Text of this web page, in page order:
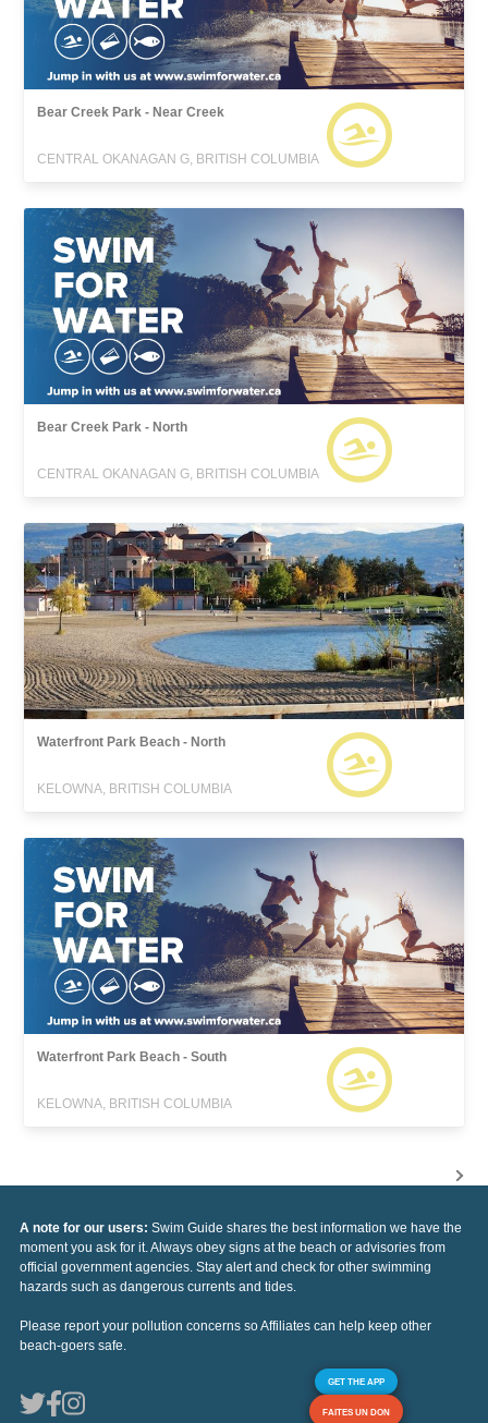
Bear Creek Park - Near Creek
CENTRAL OKANAGAN G, BRITISH COLUMBIA
Bear Creek Park - North
CENTRAL OKANAGAN G, BRITISH COLUMBIA
Waterfront Park Beach - North
KELOWNA, BRITISH COLUMBIA
Waterfront Park Beach - South
KELOWNA, BRITISH COLUMBIA
A note for our users: Swim Guide shares the best information we have the
moment you ask for it. Always obey signs at the beach or advisories from
official government agencies. Stay alert and check for other swimming
hazards such as dangerous currents and tides.
Please report your pollution concerns so Affiliates can help keep other
beach-goers safe.
GET THE APP
FAITES UN DON